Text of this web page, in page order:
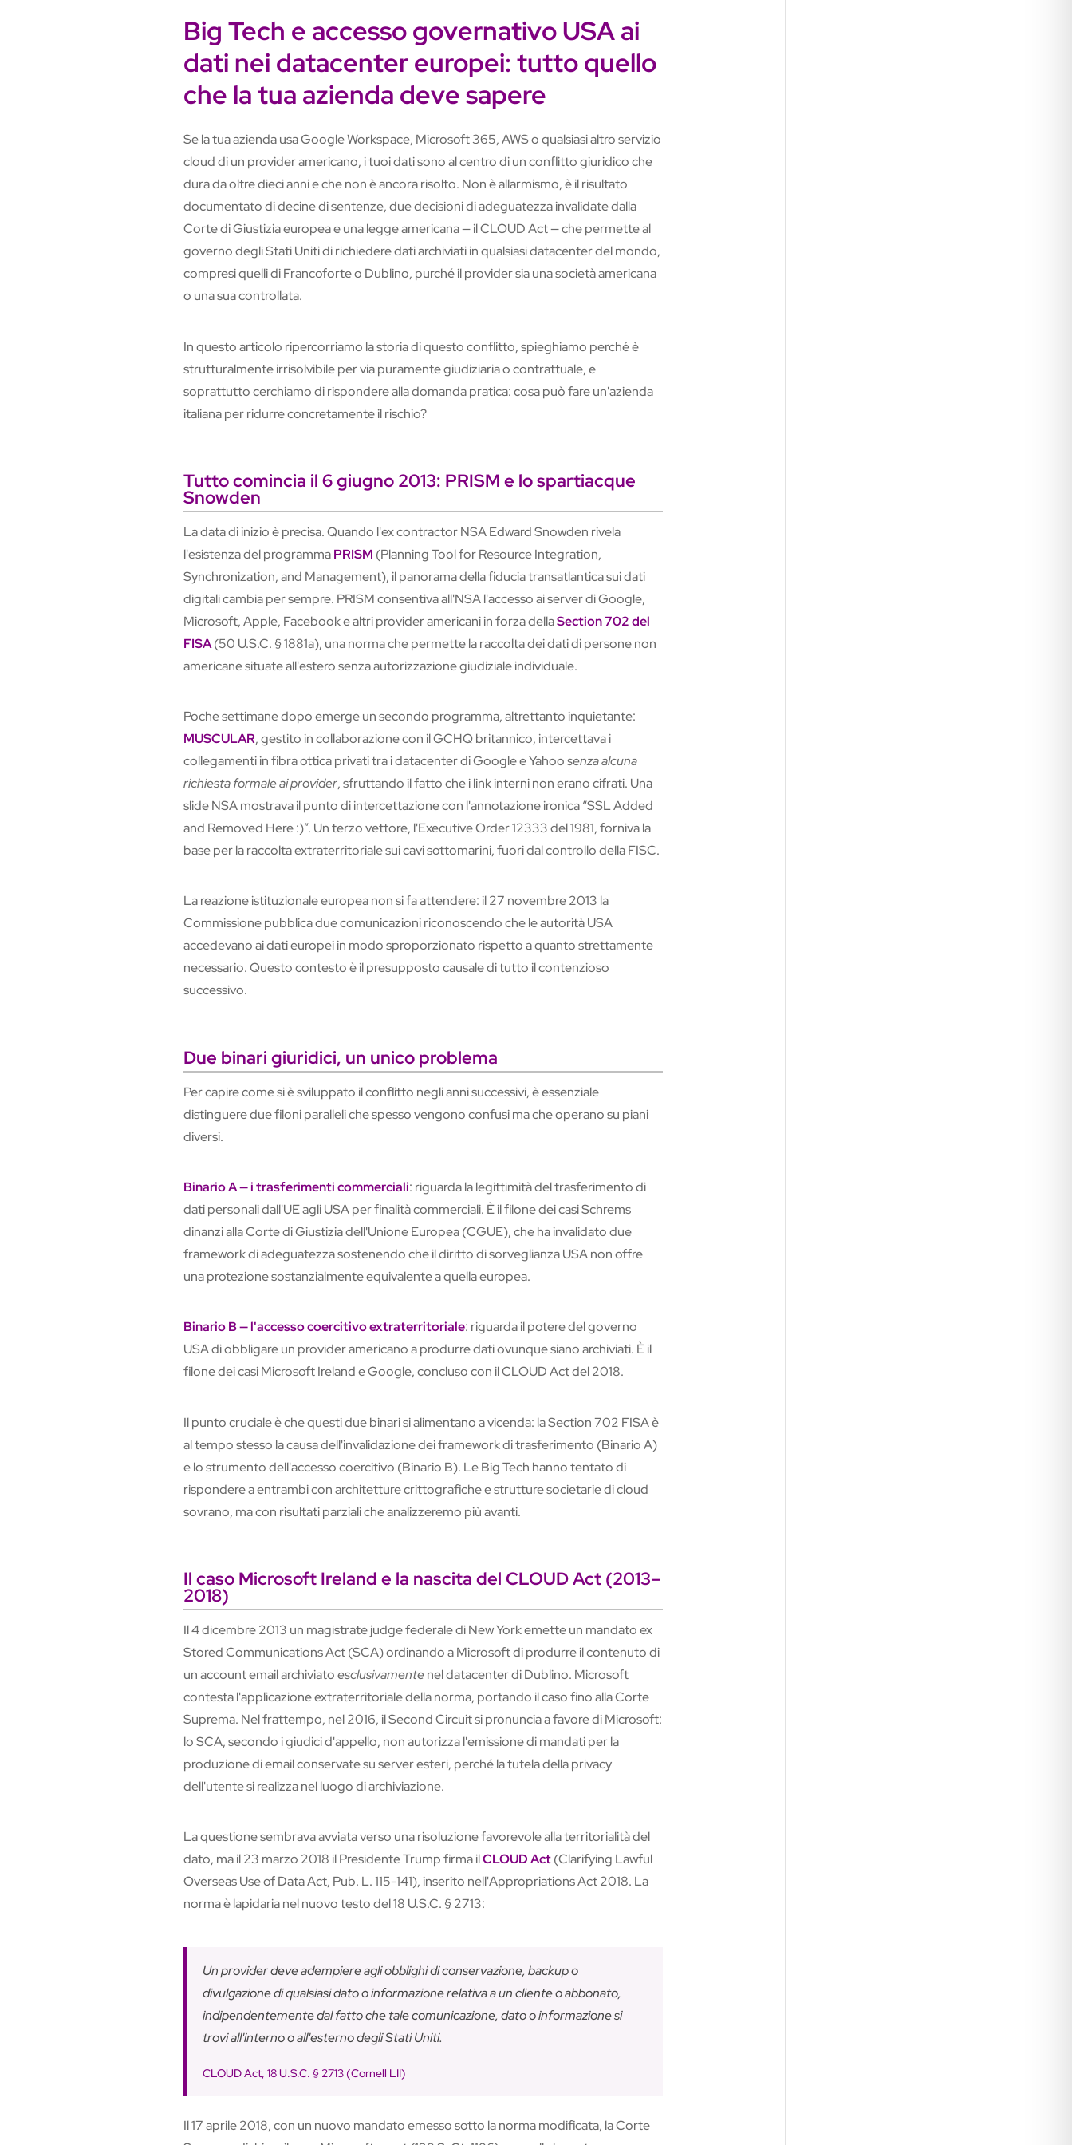
Big Tech e accesso governativo USA ai
dati nei datacenter europei: tutto quello
che la tua azienda deve sapere
Se la tua azienda usa Google Workspace, Microsoft 365, AWS o qualsiasi altro servizio
cloud di un provider americano, i tuoi dati sono al centro di un conflitto giuridico che
dura da oltre dieci anni e che non è ancora risolto. Non è allarmismo, è il risultato
documentato di decine di sentenze, due decisioni di adeguatezza invalidate dalla
Corte di Giustizia europea e una legge americana — il CLOUD Act — che permette al
governo degli Stati Uniti di richiedere dati archiviati in qualsiasi datacenter del mondo,
compresi quelli di Francoforte o Dublino, purché il provider sia una società americana
o una sua controllata.
In questo articolo ripercorriamo la storia di questo conflitto, spieghiamo perché è
strutturalmente irrisolvibile per via puramente giudiziaria o contrattuale, e
soprattutto cerchiamo di rispondere alla domanda pratica: cosa può fare un'azienda
italiana per ridurre concretamente il rischio?
Tutto comincia il 6 giugno 2013: PRISM e lo spartiacque
Snowden
La data di inizio è precisa. Quando l'ex contractor NSA Edward Snowden rivela
l'esistenza del programmaPRISM (Planning Tool for Resource Integration,
Synchronization, and Management), il panorama della fiducia transatlantica sui dati
digitali cambia per sempre. PRISM consentiva all'NSA l'accesso ai server di Google,
Microsoft, Apple, Facebook e altri provider americani in forza dellaSection 702 del
FISA(50 U.S.C. § 1881a), una norma che permette la raccolta dei dati di persone non
americane situate all'estero senza autorizzazione giudiziale individuale.
Poche settimane dopo emerge un secondo programma, altrettanto inquietante:
MUSCULAR, gestito in collaborazione con il GCHQ britannico, intercettava i
collegamenti in fibra ottica privati tra i datacenter di Google e Yahoosenza alcuna
richiesta formale ai provider, sfruttando il fatto che i link interni non erano cifrati. Una
slide NSA mostrava il punto di intercettazione con l'annotazione ironica “SSL Added
and Removed Here :)”. Un terzo vettore, l'Executive Order 12333 del 1981, forniva la
base per la raccolta extraterritoriale sui cavi sottomarini, fuori dal controllo della FISC.
La reazione istituzionale europea non si fa attendere: il 27 novembre 2013 la
Commissione pubblica due comunicazioni riconoscendo che le autorità USA
accedevano ai dati europei in modo sproporzionato rispetto a quanto strettamente
necessario. Questo contesto è il presupposto causale di tutto il contenzioso
successivo.
Due binari giuridici, un unico problema
Per capire come si è sviluppato il conflitto negli anni successivi, è essenziale
distinguere due filoni paralleli che spesso vengono confusi ma che operano su piani
diversi.
Binario A — i trasferimenti commerciali: riguarda la legittimità del trasferimento di
dati personali dall'UE agli USA per finalità commerciali. È il filone dei casi Schrems
dinanzi alla Corte di Giustizia dell'Unione Europea (CGUE), che ha invalidato due
framework di adeguatezza sostenendo che il diritto di sorveglianza USA non offre
una protezione sostanzialmente equivalente a quella europea.
Binario B — l'accesso coercitivo extraterritoriale: riguarda il potere del governo
USA di obbligare un provider americano a produrre dati ovunque siano archiviati. È il
filone dei casi Microsoft Ireland e Google, concluso con il CLOUD Act del 2018.
Il punto cruciale è che questi due binari si alimentano a vicenda: la Section 702 FISA è
al tempo stesso la causa dell'invalidazione dei framework di trasferimento (Binario A)
e lo strumento dell'accesso coercitivo (Binario B). Le Big Tech hanno tentato di
rispondere a entrambi con architetture crittografiche e strutture societarie di cloud
sovrano, ma con risultati parziali che analizzeremo più avanti.
Il caso Microsoft Ireland e la nascita del CLOUD Act (2013–
2018)
Il 4 dicembre 2013 un magistrate judge federale di New York emette un mandato ex
Stored Communications Act (SCA) ordinando a Microsoft di produrre il contenuto di
un account email archiviatoesclusivamentenel datacenter di Dublino. Microsoft
contesta l'applicazione extraterritoriale della norma, portando il caso fino alla Corte
Suprema. Nel frattempo, nel 2016, il Second Circuit si pronuncia a favore di Microsoft:
lo SCA, secondo i giudici d'appello, non autorizza l'emissione di mandati per la
produzione di email conservate su server esteri, perché la tutela della privacy
dell'utente si realizza nel luogo di archiviazione.
La questione sembrava avviata verso una risoluzione favorevole alla territorialità del
dato, ma il 23 marzo 2018 il Presidente Trump firma ilCLOUD Act(Clarifying Lawful
Overseas Use of Data Act, Pub. L. 115-141), inserito nell'Appropriations Act 2018. La
norma è lapidaria nel nuovo testo del 18 U.S.C. § 2713:
Un provider deve adempiere agli obblighi di conservazione, backup o
divulgazione di qualsiasi dato o informazione relativa a un cliente o abbonato,
indipendentemente dal fatto che tale comunicazione, dato o informazione si
trovi all'interno o all'esterno degli Stati Uniti.
CLOUD Act, 18 U.S.C. § 2713 (Cornell LII)
Il 17 aprile 2018, con un nuovo mandato emesso sotto la norma modificata, la Corte